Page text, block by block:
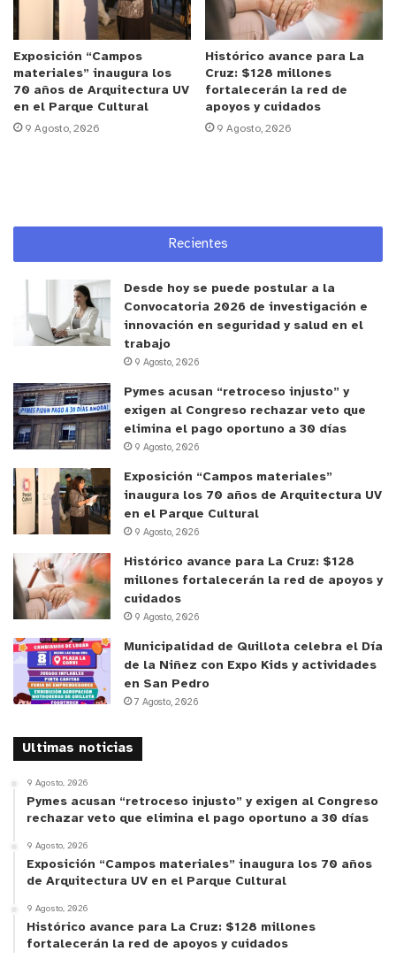
Este simulacro ha sido bien fructuoso; el personal
actuó de manera profesional y al saber que era
simulacro siguieron cumpliendo con las labores
como corresponde a nuestro Servicio, incluso el
personal que estaba de franco en la unidad apoyó
este simulacro”.
Felipe y Gendarmería se extendió por cerca de 50
minutos. Una vez culminada la emergencia se dio
detallaron algunos aspectos a mejorar.
Por su parte el operativo en la unidad penal andina
comenzó a las 09:49 de este miércoles y también
consistió en un foco de incendio en dependencias
de internos condenados, el cual fue extinguido
cerca de treinta minutos más tarde.
Mientras personal de BECI, Bomberos y Samu
trabajaba al interior de la unidad, en el exterior de
la misma Carabineros y PDI mantenía el orden y
facilitaba el accionar de los equipos de
emergencias.
El encargado regional de BECI, sargento segundo
Rodrigo Escarate Nesbet, sostuvo que: “La
relevancia que tiene que las unidades penales
cuenten con equipos BECI se basa principalmente
emergencia con presencia de fuego. Esto nos
también poder brindar un servicio de seguridad,
tanto a las personas que están privadas de
libertad, como también al personal que
desempeña las funciones y, a su vez, la
infraestructura, que en este caso podría ser
afectada por algún incendio o principio de
incendio”.
Exposición “Campos
materiales” inaugura los
70 años de Arquitectura UV
en el Parque Cultural
9 Agosto, 2026
Histórico avance para La
Cruz: $128 millones
fortalecerán la red de
apoyos y cuidados
9 Agosto, 2026
Recientes
Desde hoy se puede postular a la
Convocatoria 2026 de investigación e
innovación en seguridad y salud en el
trabajo
9 Agosto, 2026
Pymes acusan “retroceso injusto” y
exigen al Congreso rechazar veto que
elimina el pago oportuno a 30 días
9 Agosto, 2026
Exposición “Campos materiales”
inaugura los 70 años de Arquitectura UV
en el Parque Cultural
9 Agosto, 2026
Histórico avance para La Cruz: $128
millones fortalecerán la red de apoyos y
cuidados
9 Agosto, 2026
Municipalidad de Quillota celebra el Día
de la Niñez con Expo Kids y actividades
en San Pedro
7 Agosto, 2026
Ultimas noticias
9 Agosto, 2026
Pymes acusan “retroceso injusto” y exigen al Congreso
rechazar veto que elimina el pago oportuno a 30 días
9 Agosto, 2026
Exposición “Campos materiales” inaugura los 70 años
de Arquitectura UV en el Parque Cultural
9 Agosto, 2026
Histórico avance para La Cruz: $128 millones
fortalecerán la red de apoyos y cuidados